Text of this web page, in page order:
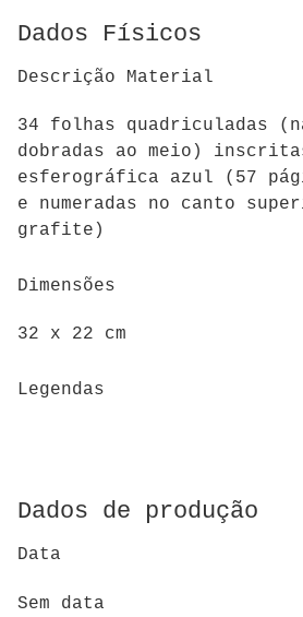
Dados Físicos
Descrição Material
34 folhas quadriculadas
dobradas ao meio)
esferográfica azul (57
e numeradas no canto
grafite)
Dimensões
32 x 22 cm
Legendas
Dados de produção
Data
Sem data